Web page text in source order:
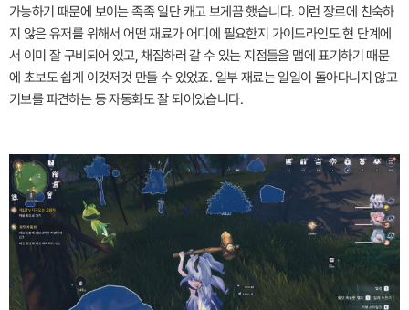
가능하기 때문에 보이는 족족 일단 캐고 보게끔 했습니다. 이런 장르에 친숙하
지 않은 유저를 위해서 어떤 재료가 어디에 필요한지 가이드라인도 현 단계에
서 이미 잘 구비되어 있고, 채집하러 갈 수 있는 지점들을 맵에 표기하기 때문
에 초보도 쉽게 이것저것 만들 수 있었죠. 일부 재료는 일일이 돌아다니지 않고
키보를 파견하는 등 자동화도 잘 되어있습니다.